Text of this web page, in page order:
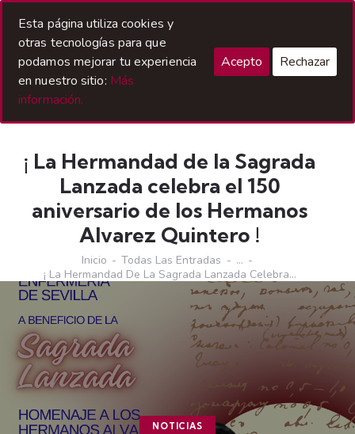
¡ La Hermandad de la Sagrada
Lanzada celebra el 150
aniversario de los Hermanos
Alvarez Quintero !
Inicio Todas Las Entradas
...
¡ La Hermandad De La Sagrada Lanzada Celebra...
NOTICIAS
Esta página utiliza cookies y
otras tecnologías para que
podamos mejorar tu experiencia
en nuestro sitio: Más
información.
Acepto Rechazar